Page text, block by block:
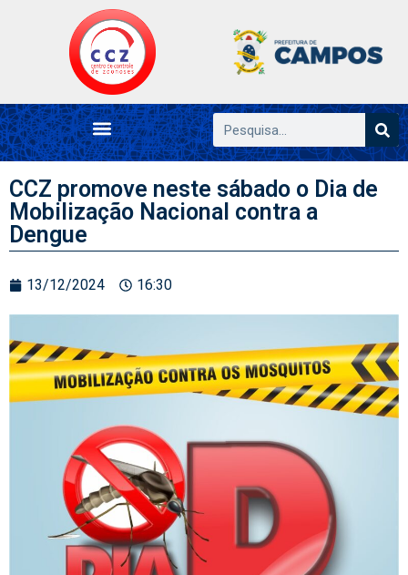
CCZ promove neste sábado o Dia de
Mobilização Nacional contra a
Dengue
13/12/2024 16:30